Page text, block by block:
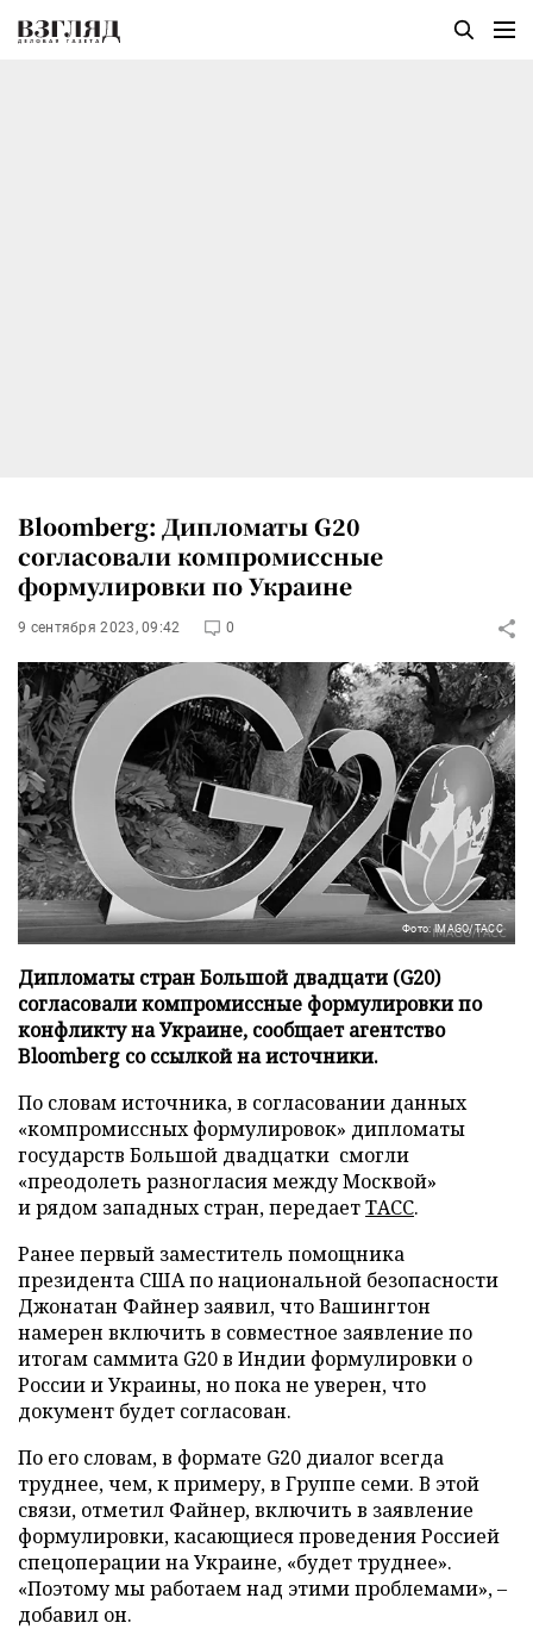
Bloomberg: Дипломаты G20
согласовали компромиссные
формулировки по Украине
9 сентября 2023, 09:42 0
Фото: IMAGO/ТАСС
Дипломаты стран Большой двадцати (G20)
согласовали компромиссные формулировки по
конфликту на Украине, сообщает агентство
Bloomberg со ссылкой на источники.
По словам источника, в согласовании данных
«компромиссных формулировок» дипломаты
государств Большой двадцатки смогли
«преодолеть разногласия между Москвой»
и рядом западных стран, передаетТАСС.
Ранее первый заместитель помощника
президента США по национальной безопасности
Джонатан Файнер заявил, что Вашингтон
намерен включить в совместное заявление по
итогам саммита G20 в Индии формулировки о
России и Украины, но пока не уверен, что
документ будет согласован.
По его словам, в формате G20 диалог всегда
труднее, чем, к примеру, в Группе семи. В этой
связи, отметил Файнер, включить в заявление
формулировки, касающиеся проведения Россией
спецоперации на Украине, «будет труднее».
«Поэтому мы работаем над этими проблемами», –
добавил он.